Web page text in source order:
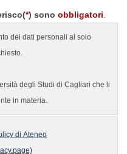
*) sono obbligatori
dei dati personali al solo
degli Studi di Cagliari che li
in materia.
di Ateneo